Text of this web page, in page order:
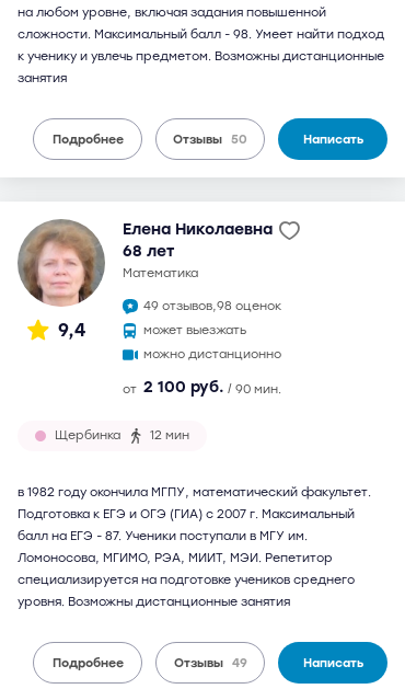
на любом уровне, включая задания повышенной
сложности. Максимальный балл - 98. Умеет найти подход
к ученику и увлечь предметом. Возможны дистанционные
занятия
Подробнее Отзывы 50 Написать
9,4
Елена Николаевна
68 лет
математика
49 отзывов,98 оценок
может выезжать
можно дистанционно
от 2 100 руб. / 90 мин.
Щербинка 12 мин
в 1982 году окончила МГПУ, математический факультет.
Подготовка к ЕГЭ и ОГЭ (ГИА) с 2007 г. Максимальный
балл на ЕГЭ - 87. Ученики поступали в МГУ им.
Ломоносова, МГИМО, РЭА, МИИТ, МЭИ. Репетитор
специализируется на подготовке учеников среднего
уровня. Возможны дистанционные занятия
Подробнее Отзывы 49 Написать